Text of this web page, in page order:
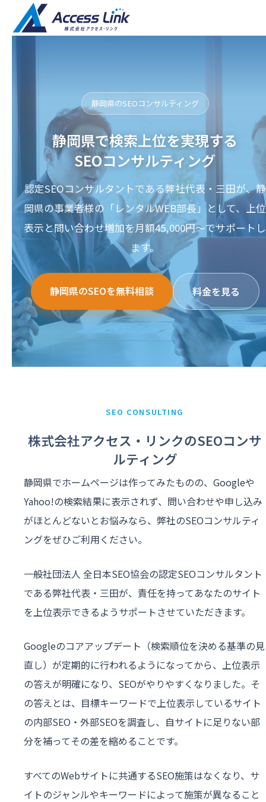
静岡県のSEOコンサルティング
静岡県で検索上位を実現する
SEOコンサルティング
認定SEOコンサルタントである弊社代表・三田が、静
岡県の事業者様の「レンタルWEB部長」として、上位
表示と問い合わせ増加を月額45,000円〜でサポートし
ます。
静岡県のSEOを無料相談 料金を見る
SEO CONSULTING
株式会社アクセス・リンクのSEOコンサ
ルティング
静岡県でホームページは作ってみたものの、Googleや
Yahoo!の検索結果に表示されず、問い合わせや申し込み
がほとんどないとお悩みなら、弊社のSEOコンサルティ
ングをぜひご利用ください。
一般社団法人 全日本SEO協会の認定SEOコンサルタント
である弊社代表・三田が、責任を持ってあなたのサイト
を上位表示できるようサポートさせていただきます。
Googleのコアアップデート（検索順位を決める基準の見
直し）が定期的に行われるようになってから、上位表示
の答えが明確になり、SEOがやりやすくなりました。そ
の答えとは、目標キーワードで上位表示しているサイト
の内部SEO・外部SEOを調査し、自サイトに足りない部
分を補ってその差を縮めることです。
すべてのWebサイトに共通するSEO施策はなくなり、サ
イトのジャンルやキーワードによって施策が異なること